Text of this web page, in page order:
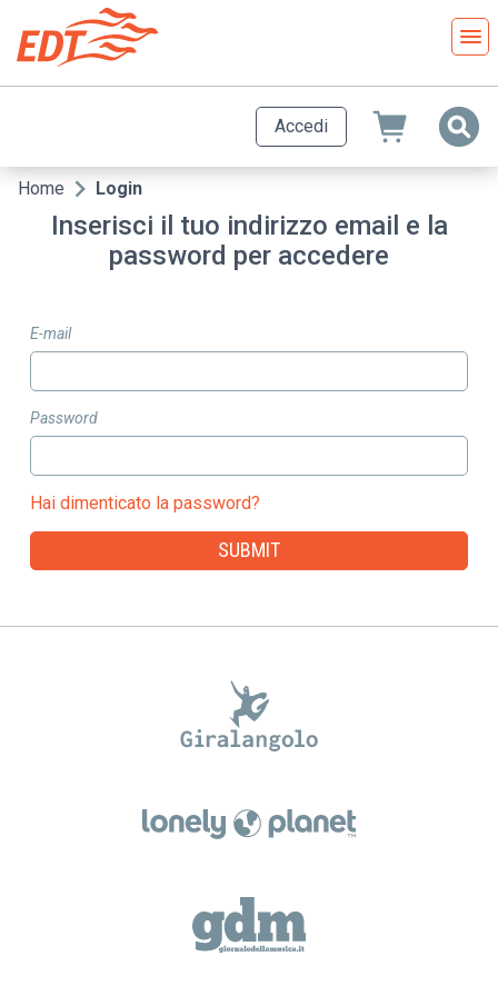
contenuto
principale
Accedi
Briciole
Home Login
Inserisci il tuo indirizzo email e la
password per accedere
E-mail
Password
Hai dimenticato la password?